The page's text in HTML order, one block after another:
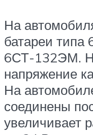
На
батареи
6СТ-132ЭМ.
напряжение
На
соединены
увеличивает